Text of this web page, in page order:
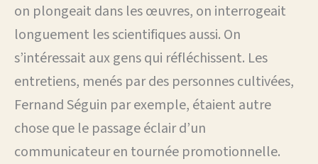
on plongeait dans les œuvres, on interrogeait
longuement les scientifiques aussi. On
s’intéressait aux gens qui réfléchissent. Les
entretiens, menés par des personnes cultivées,
Fernand Séguin par exemple, étaient autre
chose que le passage éclair d’un
communicateur en tournée promotionnelle.